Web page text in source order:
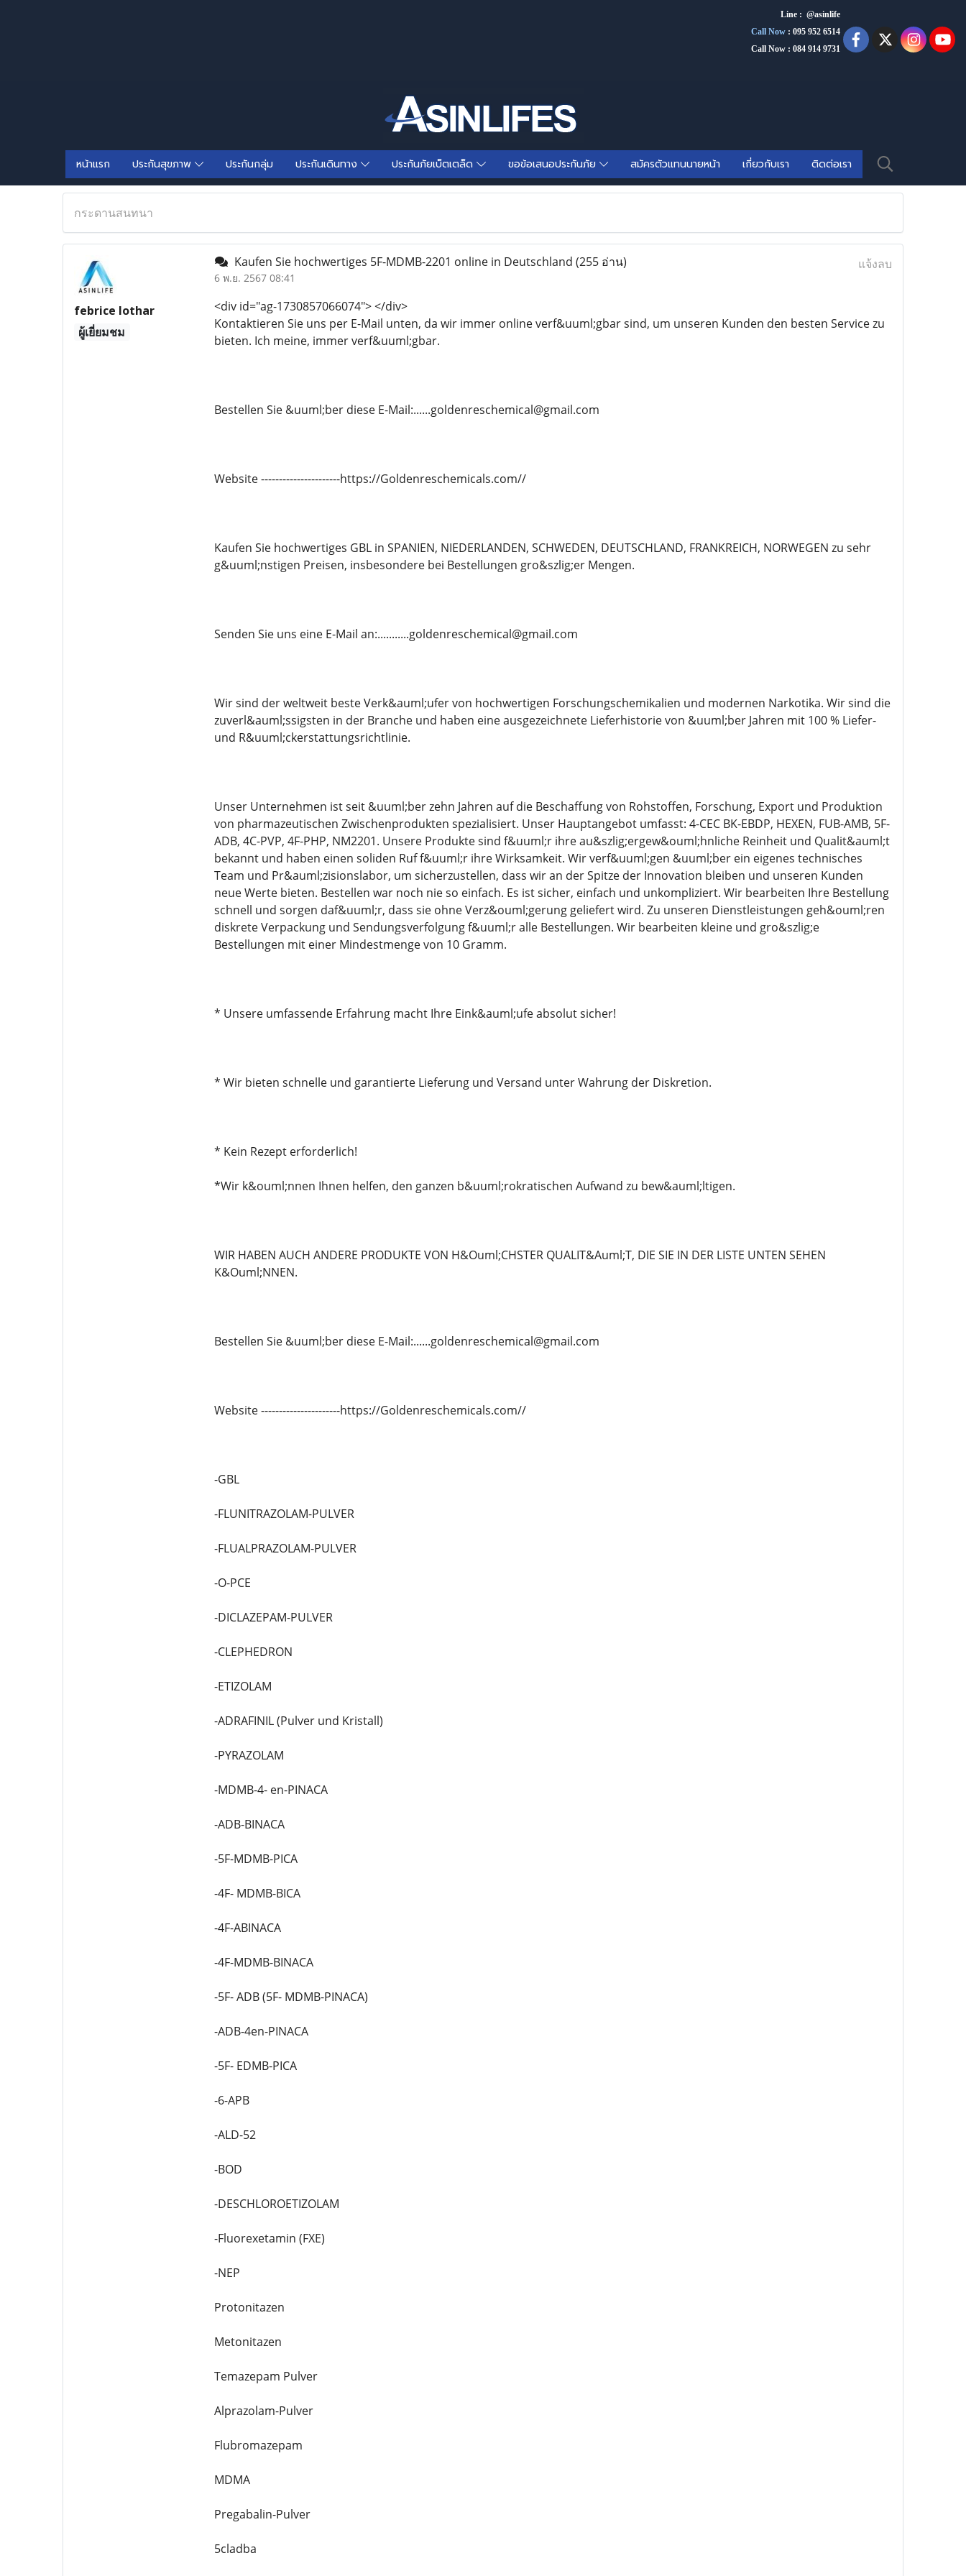
Line : @asinlife
Call Now : 095 952 6514
Call Now : 084 914 9731
หน้าแรก ประกันสุขภาพ ประกันกลุ่ม ประกันเดินทาง ประกันภัยเบ็ตเตล็ด ขอข้อเสนอประกันภัย สมัครตัวแทนนายหน้า เกี่ยวกับเรา ติดต่อเรา
กระดานสนทนา
febrice lothar
ผู้เยี่ยมชม
Kaufen Sie hochwertiges 5F-MDMB-2201 online in Deutschland (255 อ่าน)
6 พ.ย. 2567 08:41
แจ้งลบ
<div id="ag-1730857066074"> </div>
Kontaktieren Sie uns per E-Mail unten, da wir immer online verf&uuml;gbar sind, um unseren Kunden den besten Service zu
bieten. Ich meine, immer verf&uuml;gbar.
Bestellen Sie &uuml;ber diese E-Mail:......goldenreschemical@gmail.com
Website ----------------------https://Goldenreschemicals.com//
Kaufen Sie hochwertiges GBL in SPANIEN, NIEDERLANDEN, SCHWEDEN, DEUTSCHLAND, FRANKREICH, NORWEGEN zu sehr
g&uuml;nstigen Preisen, insbesondere bei Bestellungen gro&szlig;er Mengen.
Senden Sie uns eine E-Mail an:...........goldenreschemical@gmail.com
Wir sind der weltweit beste Verk&auml;ufer von hochwertigen Forschungschemikalien und modernen Narkotika. Wir sind die
zuverl&auml;ssigsten in der Branche und haben eine ausgezeichnete Lieferhistorie von &uuml;ber Jahren mit 100 % Liefer-
und R&uuml;ckerstattungsrichtlinie.
Unser Unternehmen ist seit &uuml;ber zehn Jahren auf die Beschaffung von Rohstoffen, Forschung, Export und Produktion
von pharmazeutischen Zwischenprodukten spezialisiert. Unser Hauptangebot umfasst: 4-CEC BK-EBDP, HEXEN, FUB-AMB, 5F-
ADB, 4C-PVP, 4F-PHP, NM2201. Unsere Produkte sind f&uuml;r ihre au&szlig;ergew&ouml;hnliche Reinheit und Qualit&auml;t
bekannt und haben einen soliden Ruf f&uuml;r ihre Wirksamkeit. Wir verf&uuml;gen &uuml;ber ein eigenes technisches
Team und Pr&auml;zisionslabor, um sicherzustellen, dass wir an der Spitze der Innovation bleiben und unseren Kunden
neue Werte bieten. Bestellen war noch nie so einfach. Es ist sicher, einfach und unkompliziert. Wir bearbeiten Ihre Bestellung
schnell und sorgen daf&uuml;r, dass sie ohne Verz&ouml;gerung geliefert wird. Zu unseren Dienstleistungen geh&ouml;ren
diskrete Verpackung und Sendungsverfolgung f&uuml;r alle Bestellungen. Wir bearbeiten kleine und gro&szlig;e
Bestellungen mit einer Mindestmenge von 10 Gramm.
* Unsere umfassende Erfahrung macht Ihre Eink&auml;ufe absolut sicher!
* Wir bieten schnelle und garantierte Lieferung und Versand unter Wahrung der Diskretion.
* Kein Rezept erforderlich!
*Wir k&ouml;nnen Ihnen helfen, den ganzen b&uuml;rokratischen Aufwand zu bew&auml;ltigen.
WIR HABEN AUCH ANDERE PRODUKTE VON H&Ouml;CHSTER QUALIT&Auml;T, DIE SIE IN DER LISTE UNTEN SEHEN
K&Ouml;NNEN.
Bestellen Sie &uuml;ber diese E-Mail:......goldenreschemical@gmail.com
Website ----------------------https://Goldenreschemicals.com//
-GBL
-FLUNITRAZOLAM-PULVER
-FLUALPRAZOLAM-PULVER
-O-PCE
-DICLAZEPAM-PULVER
-CLEPHEDRON
-ETIZOLAM
-ADRAFINIL (Pulver und Kristall)
-PYRAZOLAM
-MDMB-4- en-PINACA
-ADB-BINACA
-5F-MDMB-PICA
-4F- MDMB-BICA
-4F-ABINACA
-4F-MDMB-BINACA
-5F- ADB (5F- MDMB-PINACA)
-ADB-4en-PINACA
-5F- EDMB-PICA
-6-APB
-ALD-52
-BOD
-DESCHLOROETIZOLAM
-Fluorexetamin (FXE)
-NEP
Protonitazen
Metonitazen
Temazepam Pulver
Alprazolam-Pulver
Flubromazepam
MDMA
Pregabalin-Pulver
5cladba